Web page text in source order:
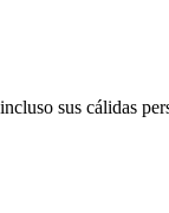
sus cálidas